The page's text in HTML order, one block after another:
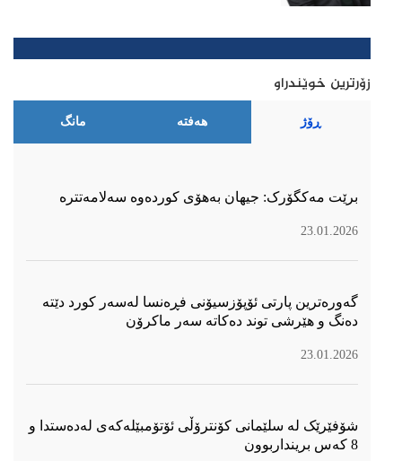
زۆرترین خوێندراو
ڕۆژ هەفتە مانگ
برێت مەکگۆرک: جیهان بەهۆی کوردەوە سەلامەتترە
23.01.2026
گەورەترین پارتی ئۆپۆزسیۆنی فڕەنسا لەسەر كورد دێتە
دەنگ و هێرشی توند دەكاتە سەر ماكرۆن
23.01.2026
شۆفێرێک لە سلێمانی کۆنترۆڵی ئۆتۆمبێلەکەی لەدەستدا و
8 کەس برینداربوون